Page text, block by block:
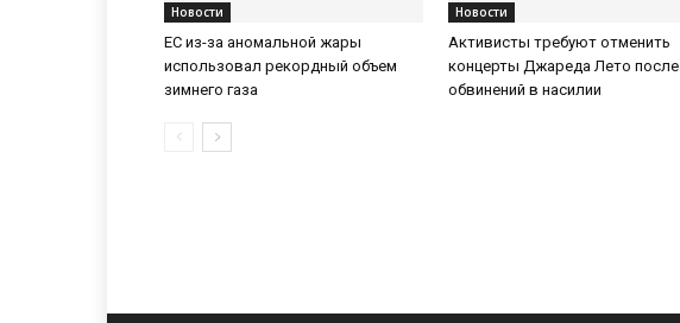
Новости
ЕС из-за аномальной жары
использовал рекордный объем
зимнего газа
Новости
Активисты требуют отменить
концерты Джареда Лето после
обвинений в насилии